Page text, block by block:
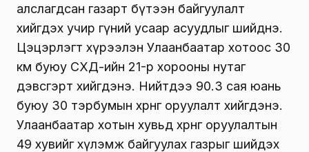
алслагдсан газарт бүтээн байгуулалт
хийгдэх учир гүний усаар асуудлыг шийднэ.
Цэцэрлэгт хүрээлэн Улаанбаатар хотоос 30
км буюу СХД-ийн 21-р хорооны нутаг
дэвсгэрт хийгдэнэ. Нийтдээ 90.3 сая юань
буюу 30 тэрбумын хөрөнгө оруулалт хийгдэнэ.
Улаанбаатар хотын хувьд хөрөнгө оруулалтын
49 хувийг хүлэмж байгуулах газрыг шийдэх